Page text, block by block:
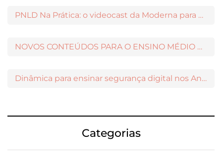
PNLD Na Prática: o videocast da Moderna para apoiar a escolha das obras aprovadas
NOVOS CONTEÚDOS PARA O ENSINO MÉDIO DISPONÍVEIS NO MODERNAMIGOS
Dinâmica para ensinar segurança digital nos Anos Iniciais
Categorias